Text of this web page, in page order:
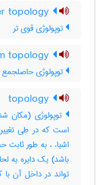
توپولوژی قوی تر
توپولوژی حاصلجمع
توپولوژی (مکان
است که در طی
اشیاء ، به طور ثابت
باشد) یک دایره به
تواند در داخل آن